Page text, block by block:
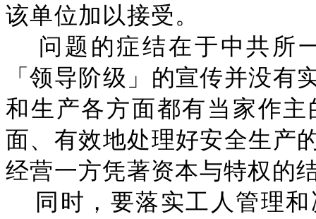
该单位加以接受。
问题的症结在于中共所
「领导阶级」的宣传并没有
和生产各方面都有当家作
面、有效地处理好安全生产
经营一方凭著资本与特权的
同时，要落实工人管理